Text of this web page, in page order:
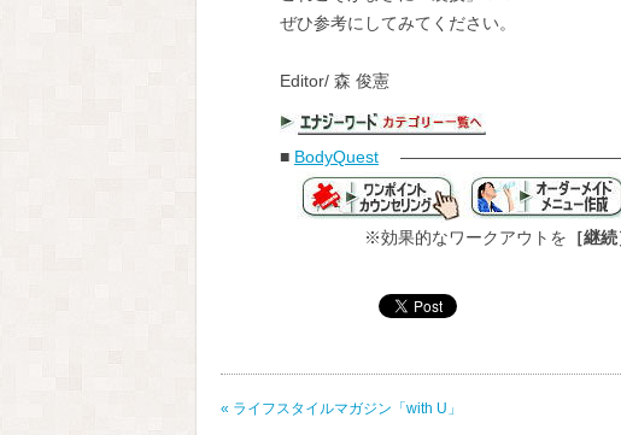
ぜひ参考にしてみてください。
Editor/ 森 俊憲
■ BodyQuest
※効果的なワークアウトを ［継続
« ライフスタイルマガジン「with U」